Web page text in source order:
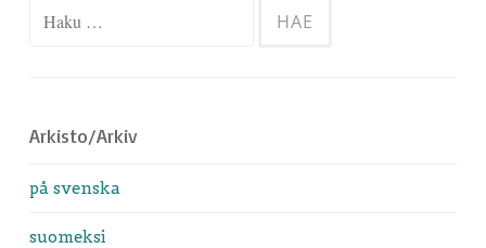
Haku:
Arkisto/Arkiv
på svenska
suomeksi